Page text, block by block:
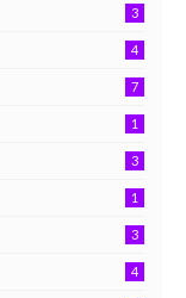
3
4
7
1
3
1
3
4